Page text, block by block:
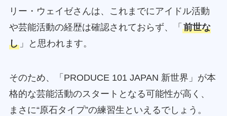
リー・ウェイゼさんは、これまでにアイドル活動
や芸能活動の経歴は確認されておらず、「 前世な
し」と思われます。
そのため、「PRODUCE 101 JAPAN 新世界」が本
格的な芸能活動のスタートとなる可能性が高く、
まさに“原石タイプ”の練習生といえるでしょう。